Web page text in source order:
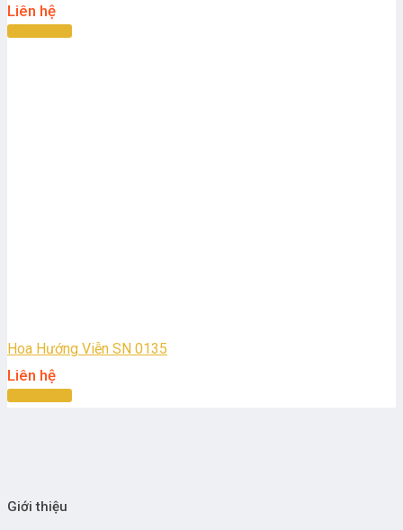
Liên hệ
Hoa Hướng Viễn SN 0135
Liên hệ
Giới thiệu